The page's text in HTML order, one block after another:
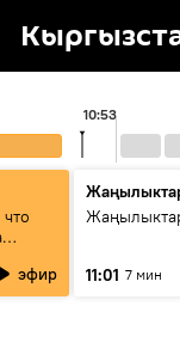
10:53
эфир 11:01 7 мин